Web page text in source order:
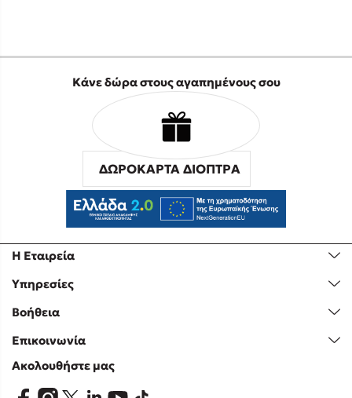
Η Εταιρεία
Υπηρεσίες
Βοήθεια
Επικοινωνία
Κάνε δώρα στους αγαπημένους σου
ΔΩΡΟΚΑΡΤΑ ΔΙΟΠΤΡΑ
Ακολουθήστε μας